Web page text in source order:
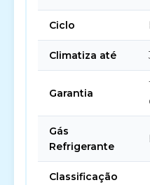
Ciclo
Climatiza até
Garantia
Gás
Refrigerante
Classificação